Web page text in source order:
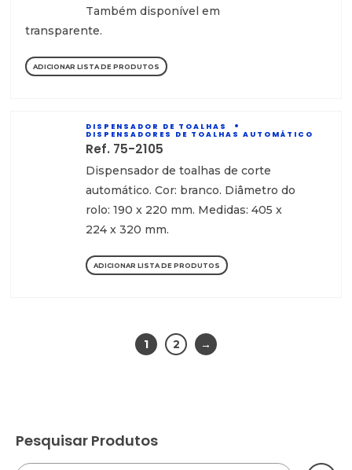
Também disponível em
transparente.
ADICIONAR LISTA DE PRODUTOS
DISPENSADOR DE TOALHAS
DISPENSADORES DE TOALHAS AUTOMÁTICO
Ref. 75-2105
Dispensador de toalhas de corte
automático. Cor: branco. Diâmetro do
rolo: 190 x 220 mm. Medidas: 405 x
224 x 320 mm.
ADICIONAR LISTA DE PRODUTOS
1 2 →
Pesquisar Produtos